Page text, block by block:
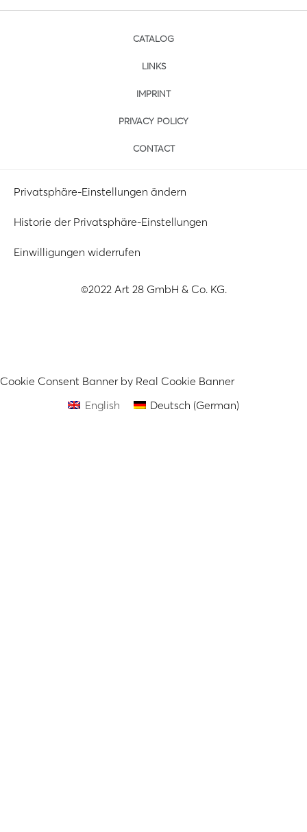
CATALOG
LINKS
IMPRINT
PRIVACY POLICY
CONTACT
Privatsphäre-Einstellungen ändern
Historie der Privatsphäre-Einstellungen
Einwilligungen widerrufen
©2022 Art 28 GmbH & Co. KG.
Cookie Consent Banner by Real Cookie Banner
English
Deutsch (German)